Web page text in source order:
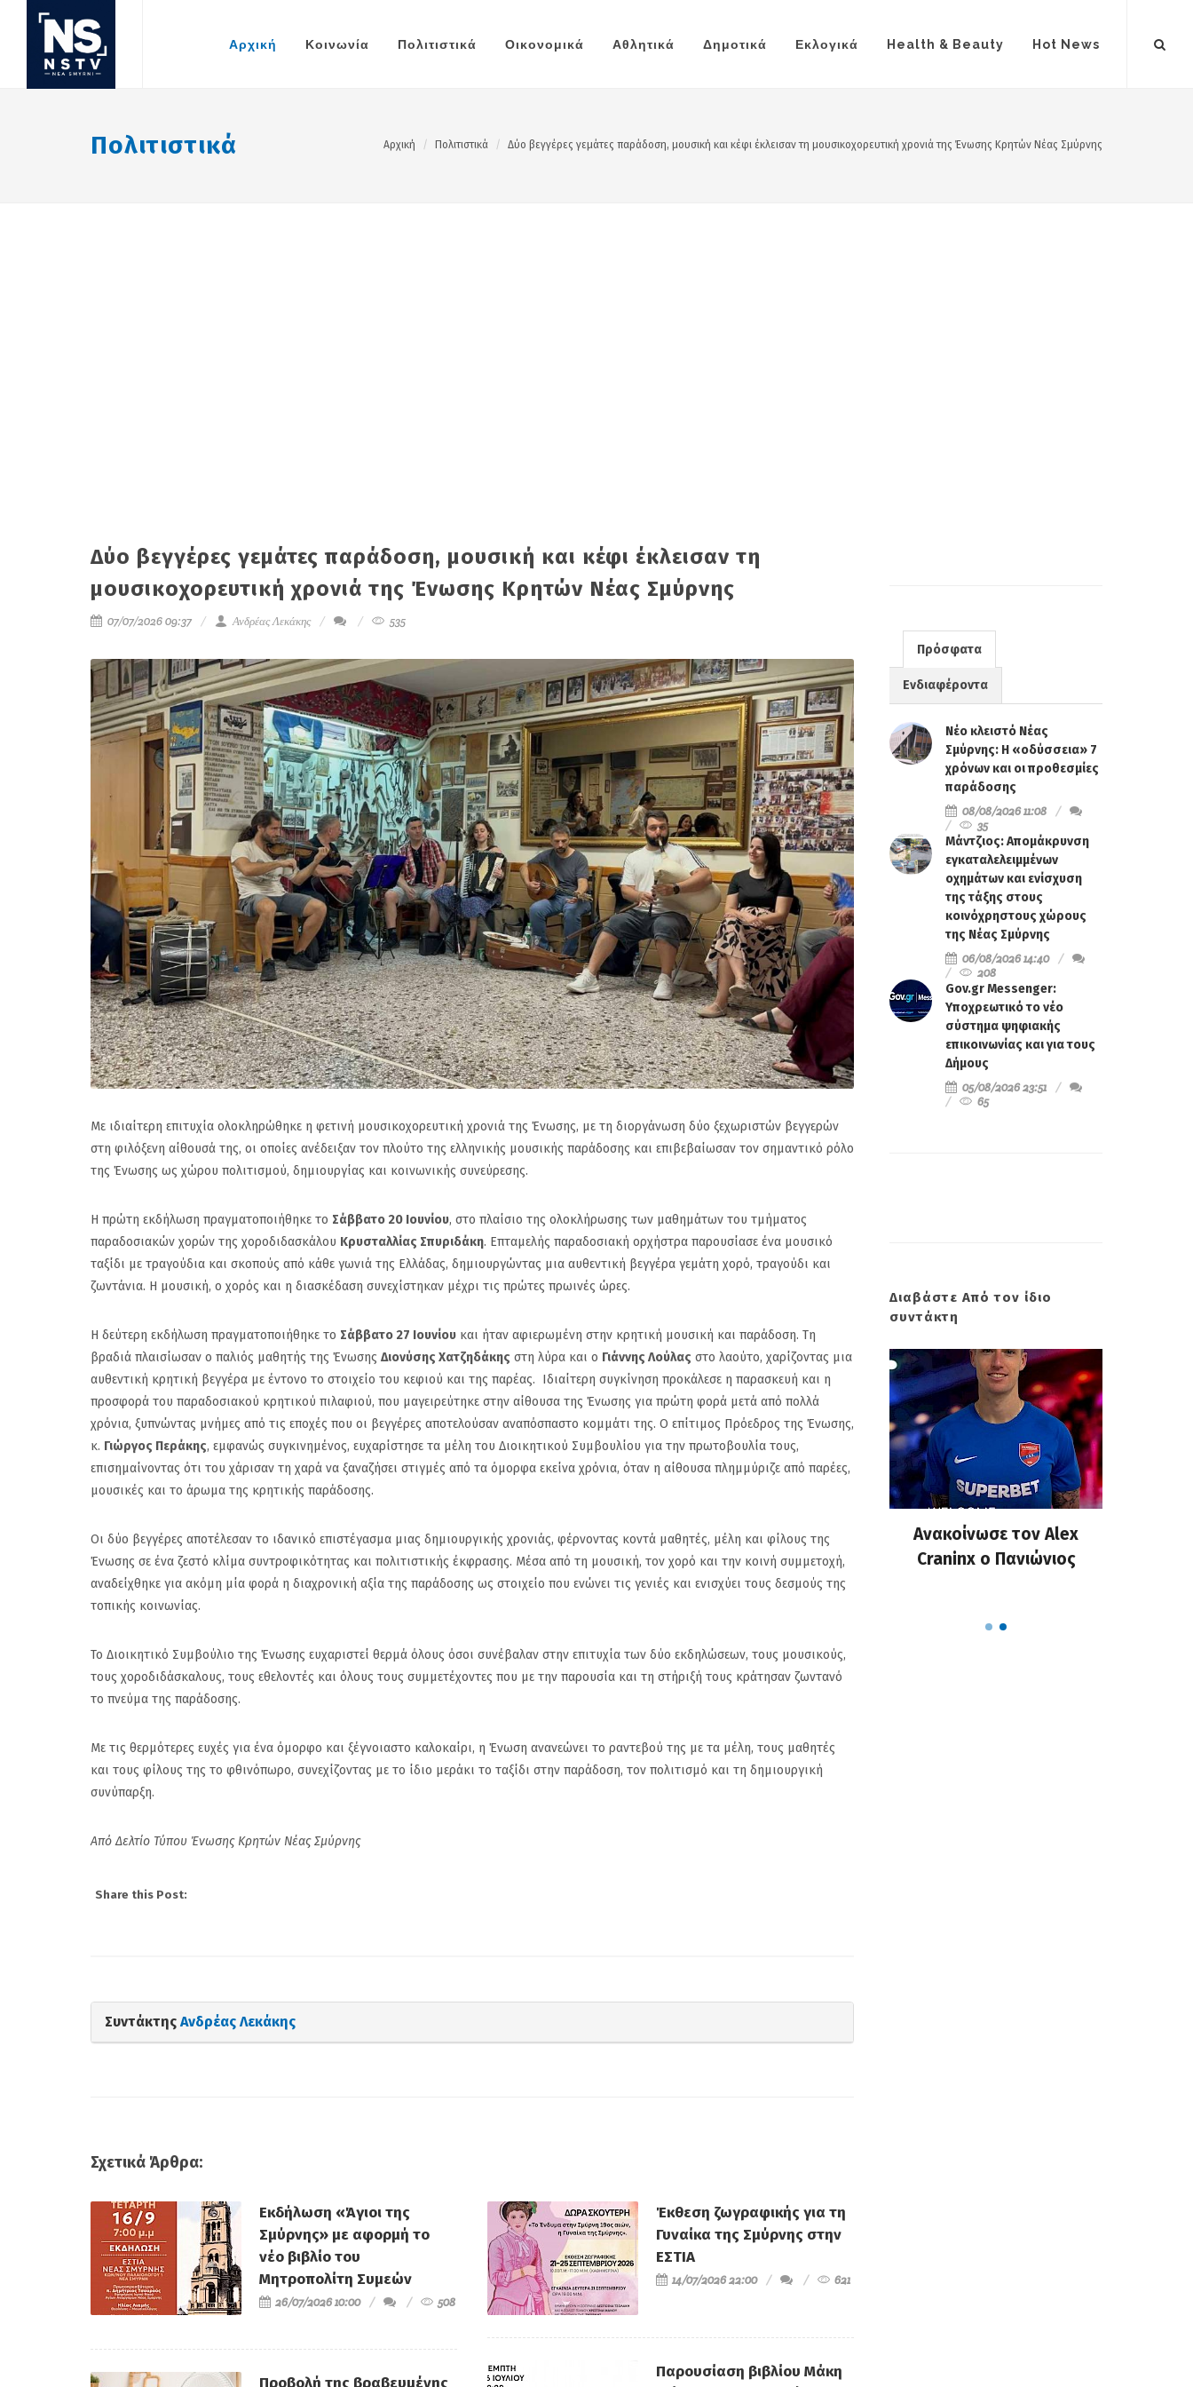
Αρχική Κοινωνία Πολιτιστικά Οικονομικά Αθλητικά Δημοτικά Εκλογικά Health & Beauty Hot News
Πολιτιστικά Αρχική Πολιτιστικά Δύο βεγγέρες γεμάτες παράδοση, μουσική και κέφι έκλεισαν τη μουσικοχορευτική χρονιά της Ένωσης Κρητών Νέας Σμύρνης
Δύο βεγγέρες γεμάτες παράδοση, μουσική και κέφι έκλεισαν τη
μουσικοχορευτική χρονιά της Ένωσης Κρητών Νέας Σμύρνης
07/07/2026 09:37 Ανδρέας Λεκάκης 535
Με ιδιαίτερη επιτυχία ολοκληρώθηκε η φετινή μουσικοχορευτική χρονιά της Ένωσης, με τη διοργάνωση δύο ξεχωριστών βεγγερών
στη φιλόξενη αίθουσά της, οι οποίες ανέδειξαν τον πλούτο της ελληνικής μουσικής παράδοσης και επιβεβαίωσαν τον σημαντικό ρόλο
της Ένωσης ως χώρου πολιτισμού, δημιουργίας και κοινωνικής συνεύρεσης.
Η πρώτη εκδήλωση πραγματοποιήθηκε το Σάββατο 20 Ιουνίου, στο πλαίσιο της ολοκλήρωσης των μαθημάτων του τμήματος
παραδοσιακών χορών της χοροδιδασκάλου Κρυσταλλίας Σπυριδάκη. Επταμελής παραδοσιακή ορχήστρα παρουσίασε ένα μουσικό
ταξίδι με τραγούδια και σκοπούς από κάθε γωνιά της Ελλάδας, δημιουργώντας μια αυθεντική βεγγέρα γεμάτη χορό, τραγούδι και
ζωντάνια. Η μουσική, ο χορός και η διασκέδαση συνεχίστηκαν μέχρι τις πρώτες πρωινές ώρες.
Η δεύτερη εκδήλωση πραγματοποιήθηκε το Σάββατο 27 Ιουνίου και ήταν αφιερωμένη στην κρητική μουσική και παράδοση. Τη
βραδιά πλαισίωσαν ο παλιός μαθητής της Ένωσης Διονύσης Χατζηδάκης στη λύρα και ο Γιάννης Λούλας στο λαούτο, χαρίζοντας μια
αυθεντική κρητική βεγγέρα με έντονο το στοιχείο του κεφιού και της παρέας. Ιδιαίτερη συγκίνηση προκάλεσε η παρασκευή και η
προσφορά του παραδοσιακού κρητικού πιλαφιού, που μαγειρεύτηκε στην αίθουσα της Ένωσης για πρώτη φορά μετά από πολλά
χρόνια, ξυπνώντας μνήμες από τις εποχές που οι βεγγέρες αποτελούσαν αναπόσπαστο κομμάτι της. Ο επίτιμος Πρόεδρος της Ένωσης,
κ. Γιώργος Περάκης, εμφανώς συγκινημένος, ευχαρίστησε τα μέλη του Διοικητικού Συμβουλίου για την πρωτοβουλία τους,
επισημαίνοντας ότι του χάρισαν τη χαρά να ξαναζήσει στιγμές από τα όμορφα εκείνα χρόνια, όταν η αίθουσα πλημμύριζε από παρέες,
μουσικές και το άρωμα της κρητικής παράδοσης.
Οι δύο βεγγέρες αποτέλεσαν το ιδανικό επιστέγασμα μιας δημιουργικής χρονιάς, φέρνοντας κοντά μαθητές, μέλη και φίλους της
Ένωσης σε ένα ζεστό κλίμα συντροφικότητας και πολιτιστικής έκφρασης. Μέσα από τη μουσική, τον χορό και την κοινή συμμετοχή,
αναδείχθηκε για ακόμη μία φορά η διαχρονική αξία της παράδοσης ως στοιχείο που ενώνει τις γενιές και ενισχύει τους δεσμούς της
τοπικής κοινωνίας.
Το Διοικητικό Συμβούλιο της Ένωσης ευχαριστεί θερμά όλους όσοι συνέβαλαν στην επιτυχία των δύο εκδηλώσεων, τους μουσικούς,
τους χοροδιδάσκαλους, τους εθελοντές και όλους τους συμμετέχοντες που με την παρουσία και τη στήριξή τους κράτησαν ζωντανό
το πνεύμα της παράδοσης.
Με τις θερμότερες ευχές για ένα όμορφο και ξέγνοιαστο καλοκαίρι, η Ένωση ανανεώνει το ραντεβού της με τα μέλη, τους μαθητές
και τους φίλους της το φθινόπωρο, συνεχίζοντας με το ίδιο μεράκι το ταξίδι στην παράδοση, τον πολιτισμό και τη δημιουργική
συνύπαρξη.
Από Δελτίο Τύπου Ένωσης Κρητών Νέας Σμύρνης
Share this Post:
Συντάκτης Ανδρέας Λεκάκης
Σχετικά Άρθρα:
Εκδήλωση «Άγιοι της
Σμύρνης» με αφορμή το
νέο βιβλίο του
Μητροπολίτη Συμεών
26/07/2026 10:00 508
Προβολή της βραβευμένης
Έκθεση ζωγραφικής για τη
Γυναίκα της Σμύρνης στην
ΕΣΤΙΑ
14/07/2026 22:00 621
Παρουσίαση βιβλίου Μάκη
Πρόσφατα
Ενδιαφέροντα
Νέο κλειστό Νέας
Σμύρνης: Η «οδύσσεια» 7
χρόνων και οι προθεσμίες
παράδοσης
08/08/2026 11:08
35
Μάντζιος: Απομάκρυνση
εγκαταλελειμμένων
οχημάτων και ενίσχυση
της τάξης στους
κοινόχρηστους χώρους
της Νέας Σμύρνης
06/08/2026 14:40
208
Gov.gr Messenger:
Υποχρεωτικό το νέο
σύστημα ψηφιακής
επικοινωνίας και για τους
Δήμους
05/08/2026 23:51
65
Διαβάστε Από τον ίδιο
συντάκτη
Πανιώνιος: Η επίσημη
απάντηση του Κώστα
Ρούπτσου στον ΠΣΑΠΠ
Ανακοίνωσε τον Alex
Craninx ο Πανιώνιος
Πανιώνιος: Η επίσημη
απάντηση του Κώστα
Ρούπτσου στον ΠΣΑΠΠ
Ανακοίνωσε τον Alex
Craninx ο Πανιώνιος